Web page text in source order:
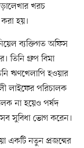
খরচ
হয়।
ব্যক্তিগত অফিস
তিনি গ্রুপ বিমা
ঋণখেলাপি হওয়ার
লাইফের পরিচালক
না হয়েও পর্ষদ
সুবিধা ভোগ করেন।
একটি নতুন প্রজন্মের